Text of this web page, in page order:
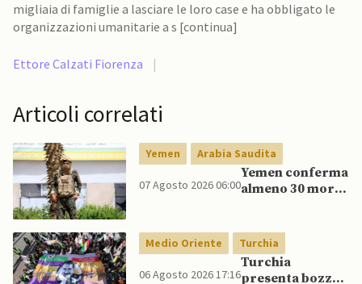
migliaia di famiglie a lasciare le loro case e ha obbligato le
organizzazioni umanitarie a s [continua]
Ettore Calzati Fiorenza |
Articoli correlati
Yemen Arabia Saudita
07 Agosto 2026 06:00
Yemen conferma
almeno 30 morti
governativo
Medio Oriente Turchia
06 Agosto 2026 17:16
Turchia
presenta bozza